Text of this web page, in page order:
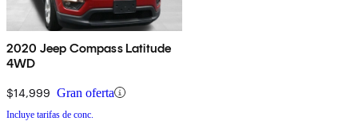
2020 Jeep Compass Latitude
4WD
$14,999 Gran oferta
Incluye tarifas de conc.